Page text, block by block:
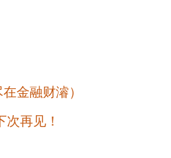
金融财濬）
再见！